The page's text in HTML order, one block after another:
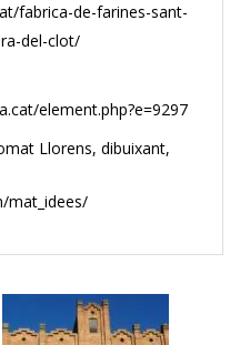
fabrica-de-farines-sant-
del-clot/
element.php?e=9297
Llorens, dibuixant,
mat_idees/